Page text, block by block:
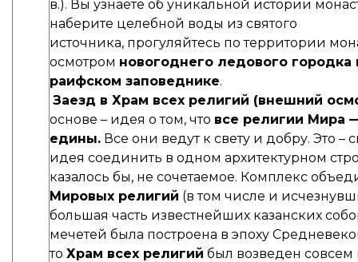
в.). Вы узнаете об уникальной истории
наберите целебной воды из святого
источника, прогуляйтесь по территории
осмотром новогоднего ледового городка
раифском заповеднике.
Заезд в Храм всех религий (внешний
основе – идея о том, что все религии Мира
едины. Все они ведут к свету и добру. Это –
идея соединить в одном архитектурном
казалось бы, не сочетаемое. Комплекс
Мировых религий (в том числе и
большая часть известнейших казанских
мечетей была построена в эпоху
то Храм всех религий был возведен совсем